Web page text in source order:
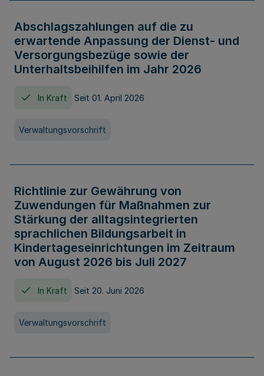
Abschlagszahlungen auf die zu
erwartende Anpassung der Dienst- und
Versorgungsbezüge sowie der
Unterhaltsbeihilfen im Jahr 2026
In Kraft Seit 01. April 2026
Verwaltungsvorschrift
Richtlinie zur Gewährung von
Zuwendungen für Maßnahmen zur
Stärkung der alltagsintegrierten
sprachlichen Bildungsarbeit in
Kindertageseinrichtungen im Zeitraum
von August 2026 bis Juli 2027
In Kraft Seit 20. Juni 2026
Verwaltungsvorschrift